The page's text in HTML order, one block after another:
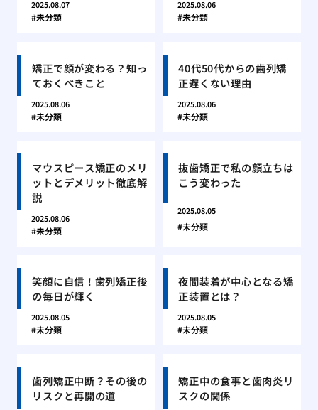
2025.08.07
未分類
2025.08.06
未分類
矯正で顔が変わる？知っ
ておくべきこと
2025.08.06
未分類
40代50代からの歯列矯
正遅くない理由
2025.08.06
未分類
マウスピース矯正のメリ
ットとデメリット徹底解
説
2025.08.06
未分類
抜歯矯正で私の顔立ちは
こう変わった
2025.08.05
未分類
笑顔に自信！歯列矯正後
の毎日が輝く
2025.08.05
未分類
夜間装着が中心となる矯
正装置とは？
2025.08.05
未分類
歯列矯正中断？その後の
リスクと再開の道
矯正中の食事と歯肉炎リ
スクの関係